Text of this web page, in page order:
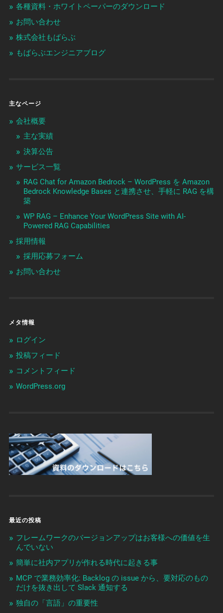
各種資料・ホワイトペーパーのダウンロード
お問い合わせ
株式会社もばらぶ
もばらぶエンジニアブログ
主なページ
会社概要
主な実績
決算公告
サービス一覧
RAG Chat for Amazon Bedrock – WordPress を Amazon
Bedrock Knowledge Bases と連携させ、手軽に RAG を構
築
WP RAG – Enhance Your WordPress Site with AI-
Powered RAG Capabilities
採用情報
採用応募フォーム
お問い合わせ
メタ情報
ログイン
投稿フィード
コメントフィード
WordPress.org
最近の投稿
フレームワークのバージョンアップはお客様への価値を生
んでいない
簡単に社内アプリが作れる時代に起きる事
MCP で業務効率化: Backlog の issue から、要対応のもの
だけを抜き出して Slack 通知する
独自の「言語」の重要性